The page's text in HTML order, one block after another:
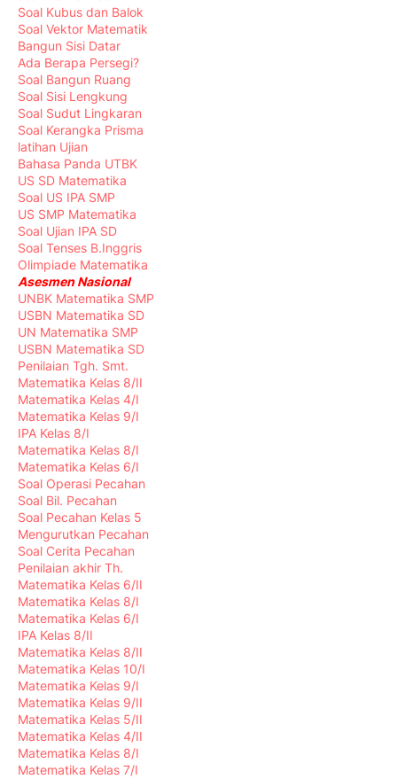
Soal Kubus dan Balok
Soal Vektor Matematik
Bangun Sisi Datar
Ada Berapa Persegi?
Soal Bangun Ruang
Soal Sisi Lengkung
Soal Sudut Lingkaran
Soal Kerangka Prisma
latihan Ujian
Bahasa Panda UTBK
US SD Matematika
Soal US IPA SMP
US SMP Matematika
Soal Ujian IPA SD
Soal Tenses B.Inggris
Olimpiade Matematika
Asesmen Nasional
UNBK Matematika SMP
USBN Matematika SD
UN Matematika SMP
USBN Matematika SD
Penilaian Tgh. Smt.
Matematika Kelas 8/II
Matematika Kelas 4/I
Matematika Kelas 9/I
IPA Kelas 8/I
Matematika Kelas 8/I
Matematika Kelas 6/I
Soal Operasi Pecahan
Soal Bil. Pecahan
Soal Pecahan Kelas 5
Mengurutkan Pecahan
Soal Cerita Pecahan
Penilaian akhir Th.
Matematika Kelas 6/II
Matematika Kelas 8/I
Matematika Kelas 6/I
IPA Kelas 8/II
Matematika Kelas 8/II
Matematika Kelas 10/I
Matematika Kelas 9/I
Matematika Kelas 9/II
Matematika Kelas 5/II
Matematika Kelas 4/II
Matematika Kelas 8/I
Matematika Kelas 7/I